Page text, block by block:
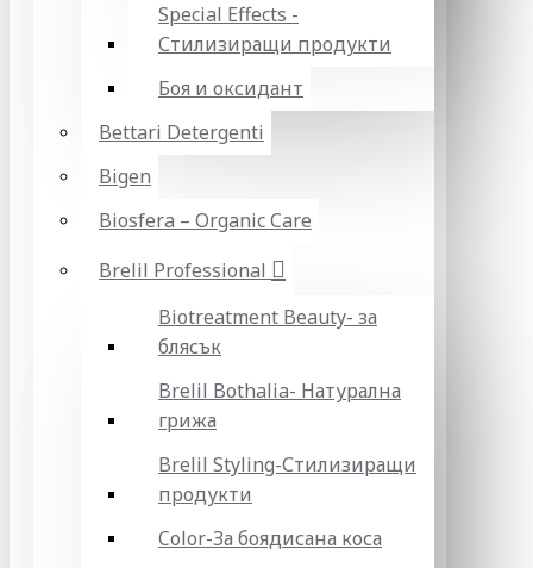
Special Effects -
Стилизиращи продукти
Боя и оксидант
Bettari Detergenti
Bigen
Biosfera – Organic Care
Brelil Professional
Biotreatment Beauty- за
блясък
Brelil Bothalia- Натурална
грижа
Brelil Styling-Стилизиращи
продукти
Color-За боядисана коса